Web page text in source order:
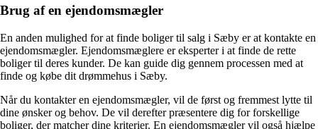
Brug af en ejendomsmægler
En anden mulighed for at finde boliger til salg i Sæby er at kontakte en
ejendomsmægler. Ejendomsmæglere er eksperter i at finde de rette
boliger til deres kunder. De kan guide dig gennem processen med at
finde og købe dit drømmehus i Sæby.
Når du kontakter en ejendomsmægler, vil de først og fremmest lytte til
dine ønsker og behov. De vil derefter præsentere dig for forskellige
boliger, der matcher dine kriterier. En ejendomsmægler vil også hjælpe